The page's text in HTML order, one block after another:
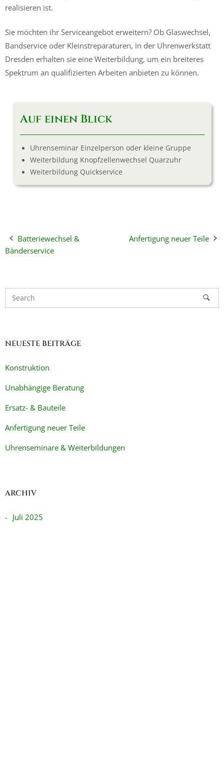
realisieren ist.
Sie möchten ihr Serviceangebot erweitern? Ob Glaswechsel,
Bandservice oder Kleinstreparaturen, in der Uhrenwerkstatt
Dresden erhalten sie eine Weiterbildung, um ein breiteres
Spektrum an qualifizierten Arbeiten anbieten zu können.
Auf einen Blick
Uhrenseminar Einzelperson oder kleine Gruppe
Weiterbildung Knopfzellenwechsel Quarzuhr
Weiterbildung Quickservice
Post
Batteriewechsel &
Bänderservice
Anfertigung neuer Teile
NEUESTE BEITRÄGE
Konstruktion
Unabhängige Beratung
Ersatz- & Bauteile
Anfertigung neuer Teile
Uhrenseminare & Weiterbildungen
ARCHIV
Juli 2025